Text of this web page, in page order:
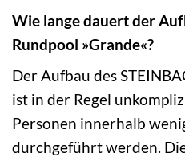
Wie lange dauert der
Rundpool »Grande«?
Der Aufbau des
ist in der Regel
Personen innerhalb
durchgeführt werden.